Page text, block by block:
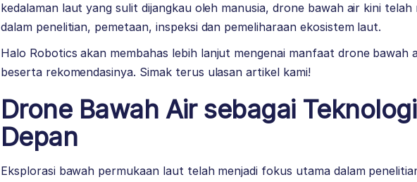
kedalaman laut yang sulit dijangkau oleh manusia, drone bawah air kini
dalam penelitian, pemetaan, inspeksi dan pemeliharaan ekosistem laut.
Halo Robotics akan membahas lebih lanjut mengenai manfaat drone bawah
beserta rekomendasinya. Simak terus ulasan artikel kami!
Drone Bawah Air sebagai
Depan
Eksplorasi bawah permukaan laut telah menjadi fokus utama dalam